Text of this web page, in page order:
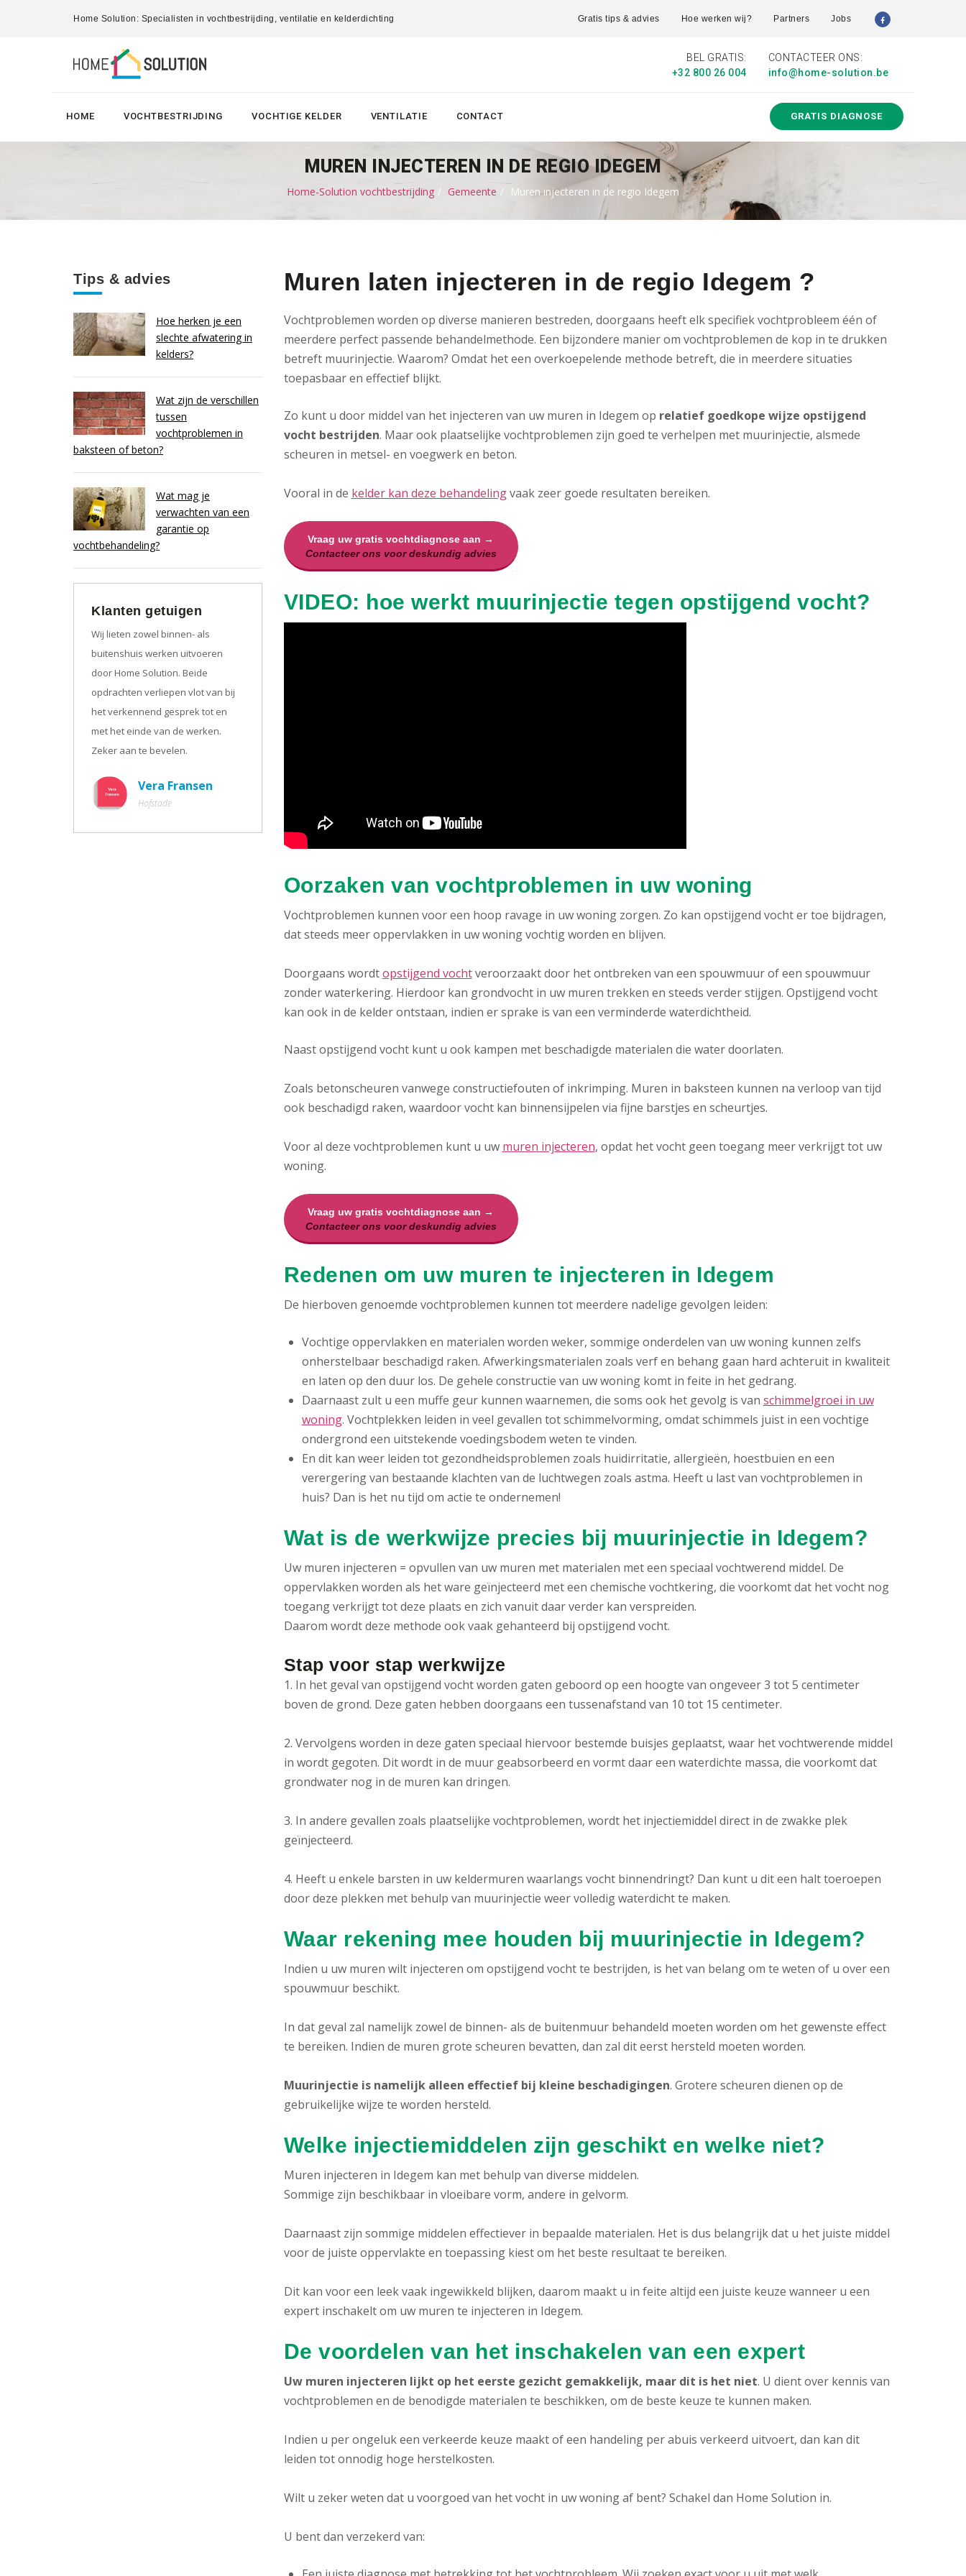
Home Solution: Specialisten in vochtbestrijding, ventilatie en kelderdichting Gratis tips & advies Hoe werken wij? Partners Jobs
BEL GRATIS:
+32 800 26 004
CONTACTEER ONS:
info@home-solution.be
HOME VOCHTBESTRIJDING VOCHTIGE KELDER VENTILATIE CONTACT GRATIS DIAGNOSE
MUREN INJECTEREN IN DE REGIO IDEGEM
Home-Solution vochtbestrijding Gemeente Muren injecteren in de regio Idegem
Tips & advies
Hoe herken je een
slechte afwatering in
kelders?
Wat zijn de verschillen
tussen
vochtproblemen in
baksteen of beton?
Wat mag je
verwachten van een
garantie op
vochtbehandeling?
Klanten getuigen
Wij lieten zowel binnen- als
buitenshuis werken uitvoeren
door Home Solution. Beide
opdrachten verliepen vlot van bij
het verkennend gesprek tot en
met het einde van de werken.
Zeker aan te bevelen.
Vera Fransen
Hofstade
Muren laten injecteren in de regio Idegem ?
Vochtproblemen worden op diverse manieren bestreden, doorgaans heeft elk specifiek vochtprobleem één of
meerdere perfect passende behandelmethode. Een bijzondere manier om vochtproblemen de kop in te drukken
betreft muurinjectie. Waarom? Omdat het een overkoepelende methode betreft, die in meerdere situaties
toepasbaar en effectief blijkt.
Zo kunt u door middel van het injecteren van uw muren in Idegem op relatief goedkope wijze opstijgend
vocht bestrijden. Maar ook plaatselijke vochtproblemen zijn goed te verhelpen met muurinjectie, alsmede
scheuren in metsel- en voegwerk en beton.
Vooral in de kelder kan deze behandelingvaak zeer goede resultaten bereiken.
Vraag uw gratis vochtdiagnose aan →
Contacteer ons voor deskundig advies
VIDEO: hoe werkt muurinjectie tegen opstijgend vocht?
Oorzaken van vochtproblemen in uw woning
Vochtproblemen kunnen voor een hoop ravage in uw woning zorgen. Zo kan opstijgend vocht er toe bijdragen,
dat steeds meer oppervlakken in uw woning vochtig worden en blijven.
Doorgaans wordtopstijgend vochtveroorzaakt door het ontbreken van een spouwmuur of een spouwmuur
zonder waterkering. Hierdoor kan grondvocht in uw muren trekken en steeds verder stijgen. Opstijgend vocht
kan ook in de kelder ontstaan, indien er sprake is van een verminderde waterdichtheid.
Naast opstijgend vocht kunt u ook kampen met beschadigde materialen die water doorlaten.
Zoals betonscheuren vanwege constructiefouten of inkrimping. Muren in baksteen kunnen na verloop van tijd
ook beschadigd raken, waardoor vocht kan binnensijpelen via fijne barstjes en scheurtjes.
Voor al deze vochtproblemen kunt u uw muren injecteren, opdat het vocht geen toegang meer verkrijgt tot uw
woning.
Vraag uw gratis vochtdiagnose aan →
Contacteer ons voor deskundig advies
Redenen om uw muren te injecteren in Idegem
De hierboven genoemde vochtproblemen kunnen tot meerdere nadelige gevolgen leiden:
Vochtige oppervlakken en materialen worden weker, sommige onderdelen van uw woning kunnen zelfs
onherstelbaar beschadigd raken. Afwerkingsmaterialen zoals verf en behang gaan hard achteruit in kwaliteit
en laten op den duur los. De gehele constructie van uw woning komt in feite in het gedrang.
Daarnaast zult u een muffe geur kunnen waarnemen, die soms ook het gevolg is van schimmelgroei in uw
woning. Vochtplekken leiden in veel gevallen tot schimmelvorming, omdat schimmels juist in een vochtige
ondergrond een uitstekende voedingsbodem weten te vinden.
En dit kan weer leiden tot gezondheidsproblemen zoals huidirritatie, allergieën, hoestbuien en een
verergering van bestaande klachten van de luchtwegen zoals astma. Heeft u last van vochtproblemen in
huis? Dan is het nu tijd om actie te ondernemen!
Wat is de werkwijze precies bij muurinjectie in Idegem?
Uw muren injecteren = opvullen van uw muren met materialen met een speciaal vochtwerend middel. De
oppervlakken worden als het ware geïnjecteerd met een chemische vochtkering, die voorkomt dat het vocht nog
toegang verkrijgt tot deze plaats en zich vanuit daar verder kan verspreiden.
Daarom wordt deze methode ook vaak gehanteerd bij opstijgend vocht.
Stap voor stap werkwijze
1. In het geval van opstijgend vocht worden gaten geboord op een hoogte van ongeveer 3 tot 5 centimeter
boven de grond. Deze gaten hebben doorgaans een tussenafstand van 10 tot 15 centimeter.
2. Vervolgens worden in deze gaten speciaal hiervoor bestemde buisjes geplaatst, waar het vochtwerende middel
in wordt gegoten. Dit wordt in de muur geabsorbeerd en vormt daar een waterdichte massa, die voorkomt dat
grondwater nog in de muren kan dringen.
3. In andere gevallen zoals plaatselijke vochtproblemen, wordt het injectiemiddel direct in de zwakke plek
geïnjecteerd.
4. Heeft u enkele barsten in uw keldermuren waarlangs vocht binnendringt? Dan kunt u dit een halt toeroepen
door deze plekken met behulp van muurinjectie weer volledig waterdicht te maken.
Waar rekening mee houden bij muurinjectie in Idegem?
Indien u uw muren wilt injecteren om opstijgend vocht te bestrijden, is het van belang om te weten of u over een
spouwmuur beschikt.
In dat geval zal namelijk zowel de binnen- als de buitenmuur behandeld moeten worden om het gewenste effect
te bereiken. Indien de muren grote scheuren bevatten, dan zal dit eerst hersteld moeten worden.
Muurinjectie is namelijk alleen effectief bij kleine beschadigingen. Grotere scheuren dienen op de
gebruikelijke wijze te worden hersteld.
Welke injectiemiddelen zijn geschikt en welke niet?
Muren injecteren in Idegem kan met behulp van diverse middelen.
Sommige zijn beschikbaar in vloeibare vorm, andere in gelvorm.
Daarnaast zijn sommige middelen effectiever in bepaalde materialen. Het is dus belangrijk dat u het juiste middel
voor de juiste oppervlakte en toepassing kiest om het beste resultaat te bereiken.
Dit kan voor een leek vaak ingewikkeld blijken, daarom maakt u in feite altijd een juiste keuze wanneer u een
expert inschakelt om uw muren te injecteren in Idegem.
De voordelen van het inschakelen van een expert
Uw muren injecteren lijkt op het eerste gezicht gemakkelijk, maar dit is het niet. U dient over kennis van
vochtproblemen en de benodigde materialen te beschikken, om de beste keuze te kunnen maken.
Indien u per ongeluk een verkeerde keuze maakt of een handeling per abuis verkeerd uitvoert, dan kan dit
leiden tot onnodig hoge herstelkosten.
Wilt u zeker weten dat u voorgoed van het vocht in uw woning af bent? Schakel dan Home Solution in.
U bent dan verzekerd van: